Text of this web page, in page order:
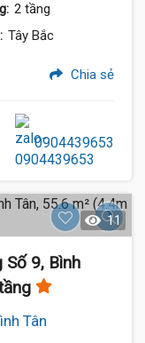
2 tầng
Tây Bắc
Chia sẻ
0904439653
11
Số 9, Bình
Tân